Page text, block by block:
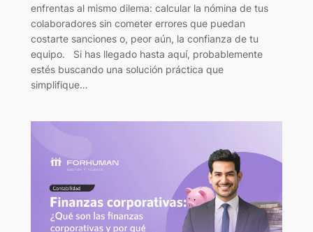
enfrentas al mismo dilema: calcular la nómina de tus
colaboradores sin cometer errores que puedan
costarte sanciones o, peor aún, la confianza de tu
equipo. Si has llegado hasta aquí, probablemente
estés buscando una solución práctica que
simplifique…